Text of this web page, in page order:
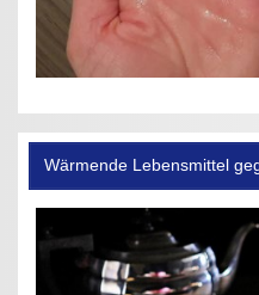
Wärmende Lebensmittel